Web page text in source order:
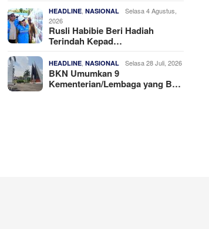
HEADLINE ,NASIONAL
Selasa 4 Agustus,
2026
Rusli Habibie Beri Hadiah
Terindah Kepad…
HEADLINE ,NASIONAL Selasa 28 Juli, 2026
BKN Umumkan 9
Kementerian/Lembaga yang B…